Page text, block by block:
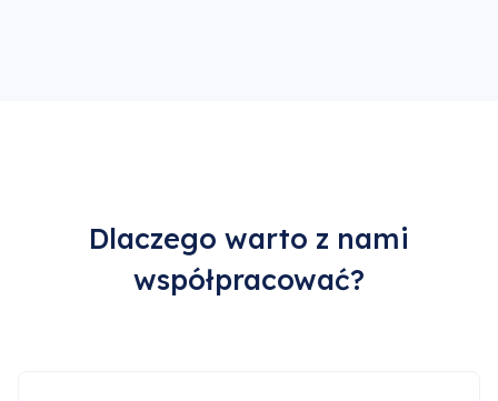
Dlaczego warto z nami
współpracować?